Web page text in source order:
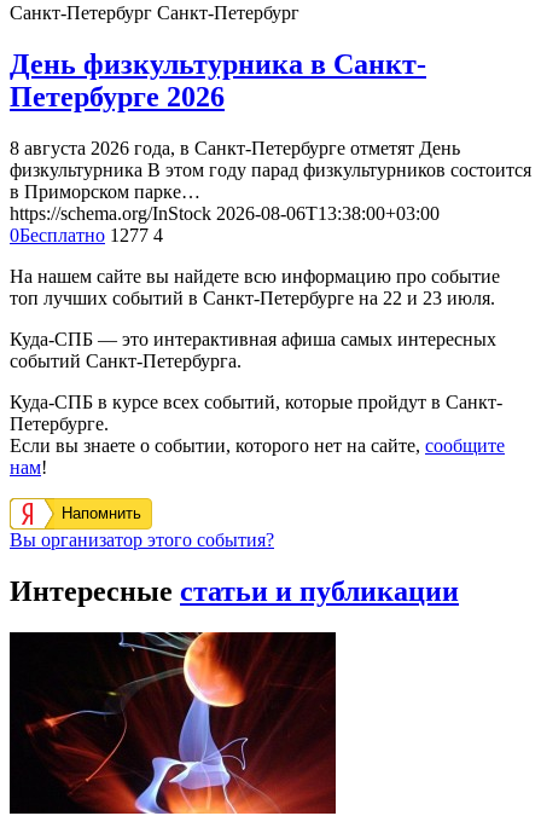
Санкт-Петербург Санкт-Петербург
День физкультурника в Санкт-
Петербурге 2026
8 августа 2026 года, в Санкт-Петербурге отметят День
физкультурника В этом году парад физкультурников состоится
в Приморском парке…
https://schema.org/InStock 2026-08-06T13:38:00+03:00
0Бесплатно 1277 4
На нашем сайте вы найдете всю информацию про событие
топ лучших событий в Санкт-Петербурге на 22 и 23 июля.
Куда-СПБ — это интерактивная афиша самых интересных
событий Санкт-Петербурга.
Куда-СПБ в курсе всех событий, которые пройдут в Санкт-
Петербурге.
Если вы знаете о событии, которого нет на сайте, сообщите
нам!
Напомнить
Вы организатор этого события?
Интересные статьи и публикации